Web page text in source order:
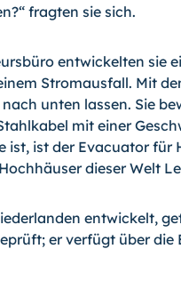
fragten sie sich.
entwickelten sie
Stromausfall. Mit
unten lassen. Sie
mit einer
ist, ist der Evacuator für
die­ser Welt
entwickelt,
er verfügt über